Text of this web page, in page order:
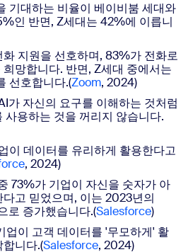
기대하는 비율이 베이비붐 세대와
인 반면, Z세대는 42%에 이릅니
지원을 선호하며, 83%가 전화로
망합니다. 반면, Z세대 중에서는
선호합니다.(Zoom, 2024)
가 자신의 요구를 이해하는 것처럼
사용하는 것을 꺼리지 않습니다.
이 데이터를 유리하게 활용한다고
, 2024)
73%가 기업이 자신을 숫자가 아
고 믿었으며, 이는 2023년의
로 증가했습니다.(Salesforce)
이 고객 데이터를 '무모하게' 활
니다.(Salesforce, 2024)